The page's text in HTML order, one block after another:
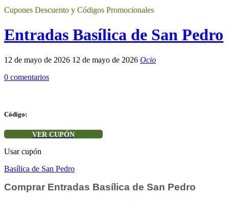
Cupones Descuento y Códigos Promocionales
Entradas Basílica de San Pedro
12 de mayo de 2026 12 de mayo de 2026 Ocio
0 comentarios
Código:
VER CUPÓN
Usar cupón
Basílica de San Pedro
Comprar Entradas Basílica de San Pedro